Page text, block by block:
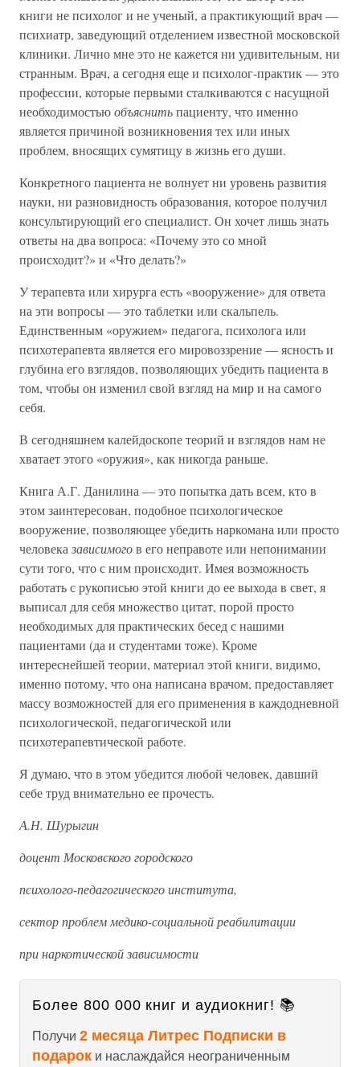
книги не психолог и не ученый, а практикующий врач —
психиатр, заведующий отделением известной московской
клиники. Лично мне это не кажется ни удивительным, ни
странным. Врач, а сегодня еще и психолог-практик — это
профессии, которые первыми сталкиваются с насущной
необходимостьюобъяснитьпациенту, что именно
является причиной возникновения тех или иных
проблем, вносящих сумятицу в жизнь его души.
Конкретного пациента не волнует ни уровень развития
науки, ни разновидность образования, которое получил
консультирующий его специалист. Он хочет лишь знать
ответы на два вопроса: «Почему это со мной
происходит?» и «Что делать?»
У терапевта или хирурга есть «вооружение» для ответа
на эти вопросы — это таблетки или скальпель.
Единственным «оружием» педагога, психолога или
психотерапевта является его мировоззрение — ясность и
глубина его взглядов, позволяющих убедить пациента в
том, чтобы он изменил свой взгляд на мир и на самого
себя.
В сегодняшнем калейдоскопе теорий и взглядов нам не
хватает этого «оружия», как никогда раньше.
Книга А.Г. Данилина — это попытка дать всем, кто в
этом заинтересован, подобное психологическое
вооружение, позволяющее убедить наркомана или просто
человека зависимогов его неправоте или непонимании
сути того, что с ним происходит. Имея возможность
работать с рукописью этой книги до ее выхода в свет, я
выписал для себя множество цитат, порой просто
необходимых для практических бесед с нашими
пациентами (да и студентами тоже). Кроме
интереснейшей теории, материал этой книги, видимо,
именно потому, что она написана врачом, предоставляет
массу возможностей для его применения в каждодневной
психологической, педагогической или
психотерапевтической работе.
Я думаю, что в этом убедится любой человек, давший
себе труд внимательно ее прочесть.
А.Н. Шурыгин
доцент Московского городского
психолого-педагогического института,
сектор проблем медико-социальной реабилитации
при наркотической зависимости
Более 800 000 книг и аудиокниг! 📚
Получи 2 месяца Литрес Подписки в
подарок и наслаждайся неограниченным